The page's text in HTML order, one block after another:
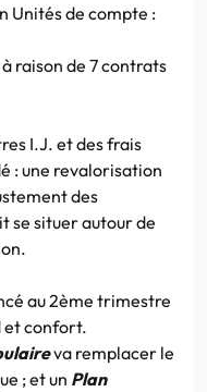
Unités de compte :
raison de 7 contrats
I.J. et des frais
: une revalorisation
des
se situer autour de
au 2ème trimestre
et confort.
va remplacer le
; et un Plan